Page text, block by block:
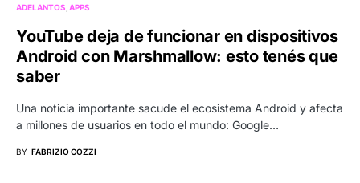
ADELANTOS APPS
YouTube deja de funcionar en dispositivos
Android con Marshmallow: esto tenés que
saber
Una noticia importante sacude el ecosistema Android y afecta
a millones de usuarios en todo el mundo: Google…
BY FABRIZIO COZZI